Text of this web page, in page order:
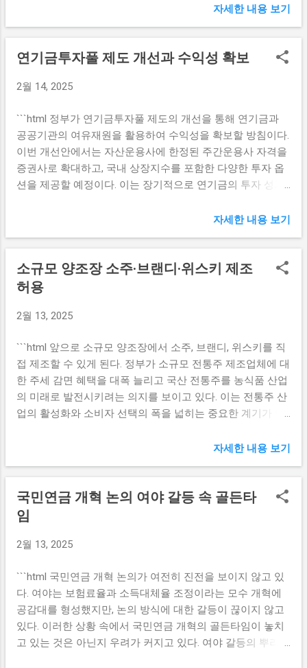
는 보다 명확한 정보와 자신만의 재정 계획이 필요하다. 장기
납입 부담 분석하기 대부분의 사람들이 종신보험에 가입하는
다. 하지만 A씨와 같은 사례에서 볼 수 있듯이, 시간이 지나면
하는 13만원은 단순한 금액이 아니며, 이를 통해 얻는 보장과
된다. 또한 A씨는 앞으로의 생활비와 여러 재정적 필요를 고
려해 보았을 때, 매달 납부하는 보험료가 다른 재정적 목표에
미치는 영향을 분석해야 한다. 예를 들어, 보험료 대신 투자나
저축으로 활...
오랜 역사를 가지고 있는 한국의 독특한 문화 및 경제적 요소
해 왔습니다. 외부의 패스트푸드와 주류의 수입 증가로 인해
전통주 소비가 줄어들고 있었고, 소규모 양조장들은 경제적
은 이 산업이 부활할 수 있는 기회를 제공합니다. 소규모 양조
통주 생산 방식을 재정립하는 중요한 변화입니다. 이로 인해
소비자들은 더욱 다양한 선택을 가질 수 있으며, 생산자들은
자신의 독창성을 더욱 발휘할 수 있게 됩니다. 소규모 양조장
들이 새로운 제품을 시장에 출시할 수 있는 기회를 얻게 되면,
이는 직접 재배한 원료들과 전통 방식으로 제조된 제품들로
이러한 정책은 고품질의 전통주를 소비자들에게 제공할 수
있는 좋은 계기가 될 것입니다. 소규모 양조장 주세 감면 혜택
한 주세 감면 혜택을 대폭 늘리는 것입니다. 주세는 제조업체
의 경제적 부담을 직접적으로 영향을 미치는 요인 중 하나로,
습니다. 앞으로 소규모 양조장은 고유의 제조 방식으로 만들
이는 소비자들에게 가격 경쟁력을 갖춘 제품을 제공함으로
써, 전통주에 대한 관심과 소비를 더욱 높일 수 있을 것입니
다. 또한, 주세 감면은 소규모 양조장들이 신...
자세한 내용 보기
연기금투자풀 제도 개선과 수익성 확보
2월 14, 2025
```html 정부가 연기금투자풀 제도의 개선을 통해 연기금과
공공기관의 여유재원을 활용하여 수익성을 확보할 방침이다.
이번 개선안에서는 자산운용사에 한정된 주간운용사 자격을
증권사로 확대하고, 국내 상장지수를 포함한 다양한 투자 옵
션을 제공할 예정이다. 이는 장기적으로 연기금의 투자 성과
로운 방향 최근 정부는 연기금투자풀 제도를 개선하기로 결
활용하기 위한 전략으로 볼 수 있다. 특히 이번 개선안은 자산
운용사에만 국한되었던 주간운용사 자격을 증권사에도 부여
함으로써, 다양한 금융기관들이 연기금투자풀 운영에 참여할
권사들은 자산운용사와의 협력하여 보다 다양한 투자 상품을
경쟁력을 높이는 데 긍정적인 영향을 미칠 것으로 기대된다.
또한, 이러한 변화는 연기금이 보다 능동적으로 시장에 대응
하고, 수익률을 향상시킬 수 있는 조건을 마련하는 데 기여할
것으로 보인다. 더욱이, 정부는 이번 제도 개선이 단순히 운용
사 자격 확대에 그치지 않고 실제 투자 수익성을 높이는 데 기
에 혁신을 가져오는 계기가 될 것이다. 따라서 앞으로 투자자
들은 더 많은 선택권을 가지게 되어, 자신들의 기대 수익률을
달성할 가능성이 높아질 것이다. 수익성을 강조한 제도 개선
의 의미 연기금투자풀 제도의 개선이 가져오는 수익성 확보
는 단순히 금전적 이익을 넘어 경제 전반에 긍정적인 파급효
안정적인 수익 창출이 가능하다고 보고 있으며, 이를 통해 장
익성을 높이기 위한 방안 중 하나는 다양한 자산군에 대한 투
자 확대이다. 정부는 국내 상장지수를 포함하여 해외 투자, 부
동산,...
자세한 내용 보기
소규모 양조장 소주·브랜디·위스키 제조
허용
2월 13, 2025
```html 앞으로 소규모 양조장에서 소주, 브랜디, 위스키를 직
접 제조할 수 있게 된다. 정부가 소규모 전통주 제조업체에 대
한 주세 감면 혜택을 대폭 늘리고 국산 전통주를 농식품 산업
의 미래로 발전시키려는 의지를 보이고 있다. 이는 전통주 산
업의 활성화와 소비자 선택의 폭을 넓히는 중요한 계기가 될
조장에서 소주를 직접 제조할 수 있도록 허용된 것은 많은 전
특히, 이 변화는 소규모 양조장이 대규모 산업에 비해 경쟁력
을 가질 수 있는 기초가 될 것으로 기대된다. 그동안 대기업
중심으로 운영되었던 소주 시장에 새로운 바람을 일으키는
한정된 원재료를 활용해 차별화된 소주를 생산할 수 있는 기
가진 소주를 즐길 수 있게 되며, 전통의 맛을 살린 소주가 소
비자들에게 인기를 끌 가능성이 높아진다. 둘째로, 소규모 양
조장은 지역 경제 활성화를 도울 수 있다. 지역주민과의 협업
을 통해 생산된 소주는 지역의 문화와 전통을 전달하는 매개
체로 기능할 수 있으며, 이는 여행객들의 관심을 끌어 지역 관
자세한 내용 보기
국민연금 개혁 논의 여야 갈등 속 골든타
임
2월 13, 2025
```html 국민연금 개혁 논의가 여전히 진전을 보이지 않고 있
다. 여야는 보험료율과 소득대체율 조정이라는 모수 개혁에
공감대를 형성했지만, 논의 방식에 대한 갈등이 끊이지 않고
있다. 이러한 상황 속에서 국민연금 개혁의 골든타임이 놓치
고 있는 것은 아닌지 우려가 커지고 있다. 여야 갈등의 뿌리와